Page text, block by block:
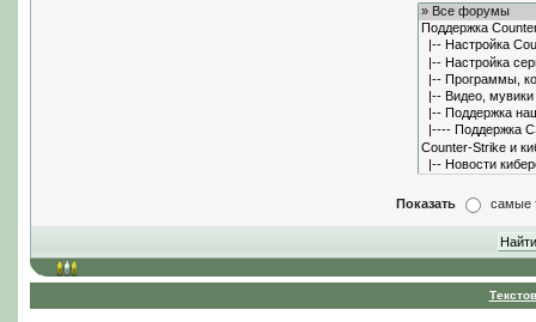
Показать самые